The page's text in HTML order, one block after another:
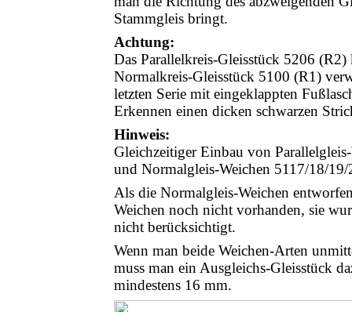
Stammgleis bringt.
Achtung:
Das Parallelkreis-Gleisstück 5206
Normalkreis-Gleisstück 5100 (R1)
letzten Serie mit eingeklappten
Erkennen einen dicken schwarzen
Hinweis:
Gleichzeitiger Einbau von
und Normalgleis-Weichen 5117/18/
Als die Normalgleis-Weichen
Weichen noch nicht vorhanden, sie
nicht berücksichtigt.
Wenn man beide Weichen-Arten
muss man ein Ausgleichs-Gleisstück
mindestens 16 mm.